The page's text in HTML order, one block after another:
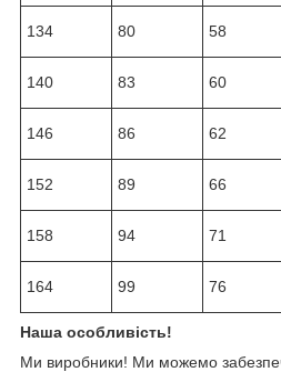
134 80 58
140 83 60
146 86 62
152 89 66
158 94 71
164 99 76
Наша особливість!
Ми виробники! Ми можемо